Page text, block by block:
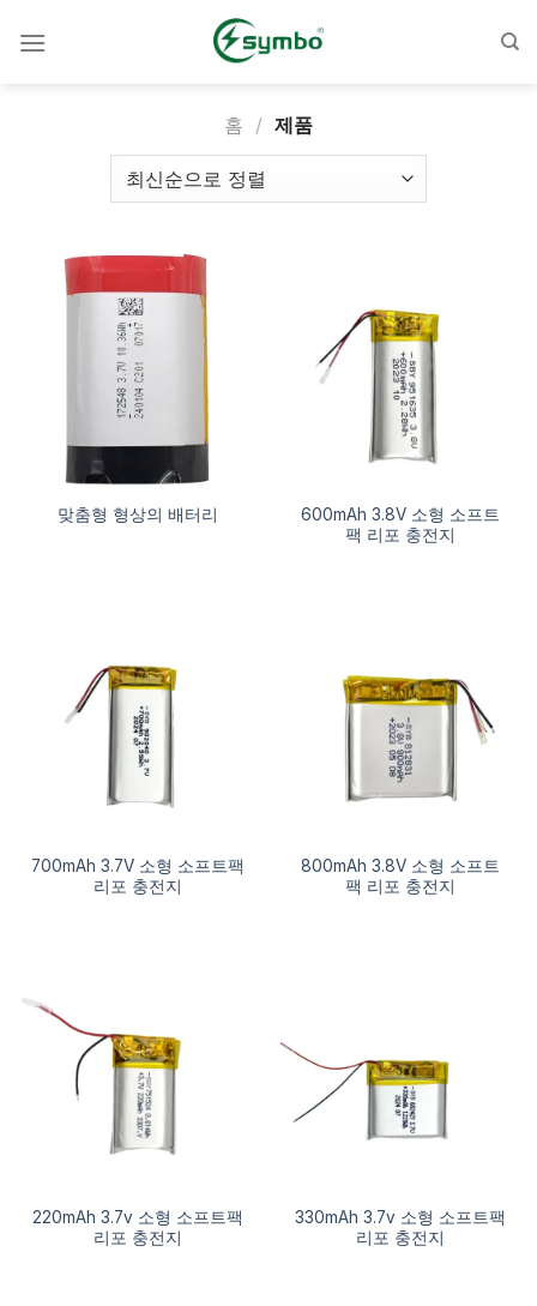
홈 / 제품
맞춤형 형상의 배터리
600mAh 3.8V 소형 소프트
팩 리포 충전지
700mAh 3.7V 소형 소프트팩
리포 충전지
800mAh 3.8V 소형 소프트
팩 리포 충전지
220mAh 3.7v 소형 소프트팩
리포 충전지
330mAh 3.7v 소형 소프트팩
리포 충전지